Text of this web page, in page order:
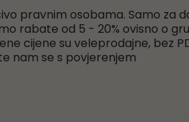
pravnim osobama. Samo za
rabate od 5 - 20% ovisno o
cijene su veleprodajne, bez
nam se s povjerenjem